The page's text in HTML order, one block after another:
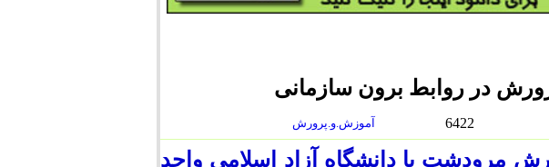
در روابط برون سازمانی
6422
مرودشت با دانشگاه آزاد اسلامی واحد